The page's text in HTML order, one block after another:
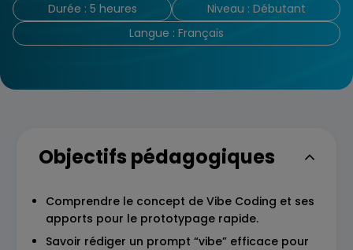
Durée : 5 heures
Niveau : Débutant
Langue : Français
Objectifs pédagogiques
Comprendre le concept de Vibe Coding et ses
apports pour le prototypage rapide.
Savoir rédiger un prompt “vibe” efficace pour